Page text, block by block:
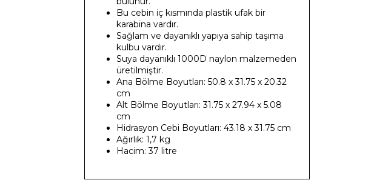
Bu cebin iç kısmında plastik ufak bir
karabina vardır.
Sağlam ve dayanıklı yapıya sahip taşıma
kulbu vardır.
Suya dayanıklı 1000D naylon malzemeden
üretilmiştir.
Ana Bölme Boyutları: 50.8 x 31.75 x 20.32
cm
Alt Bölme Boyutları: 31.75 x 27.94 x 5.08
cm
Hidrasyon Cebi Boyutları: 43.18 x 31.75 cm
Ağırlık: 1,7 kg
Hacim: 37 litre